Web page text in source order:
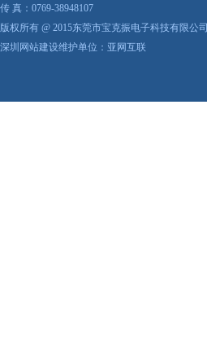
传 真：0769-38948107
版权所有 @ 2015东莞市宝克振电子科技有限公司
深圳网站建设维护单位：亚网互联